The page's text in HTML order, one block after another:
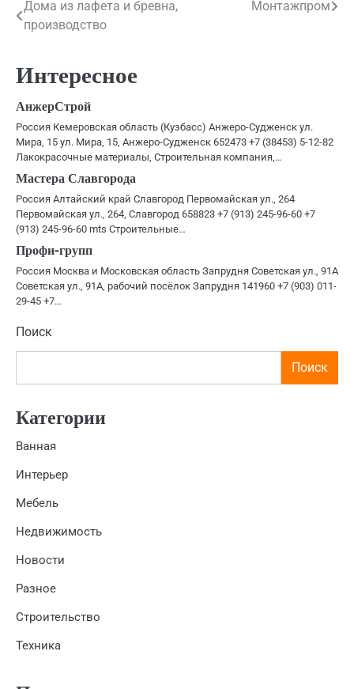
Навигация
по
записям
Дома из лафета и бревна,
производство
Монтажпром
Интересное
АнжерСтрой
Россия Кемеровская область (Кузбасс) Анжеро-Судженск ул.
Мира, 15 ул. Мира, 15, Анжеро-Судженск 652473 +7 (38453) 5-12-82
Лакокрасочные материалы, Строительная компания,…
Мастера Славгорода
Россия Алтайский край Славгород Первомайская ул., 264
Первомайская ул., 264, Славгород 658823 +7 (913) 245-96-60 +7
(913) 245-96-60 mts Строительные…
Профи-групп
Россия Москва и Московская область Запрудня Советская ул., 91А
Советская ул., 91А, рабочий посёлок Запрудня 141960 +7 (903) 011-
29-45 +7…
Поиск
Поиск
Категории
Ванная
Интерьер
Мебель
Недвижимость
Новости
Разное
Строительство
Техника